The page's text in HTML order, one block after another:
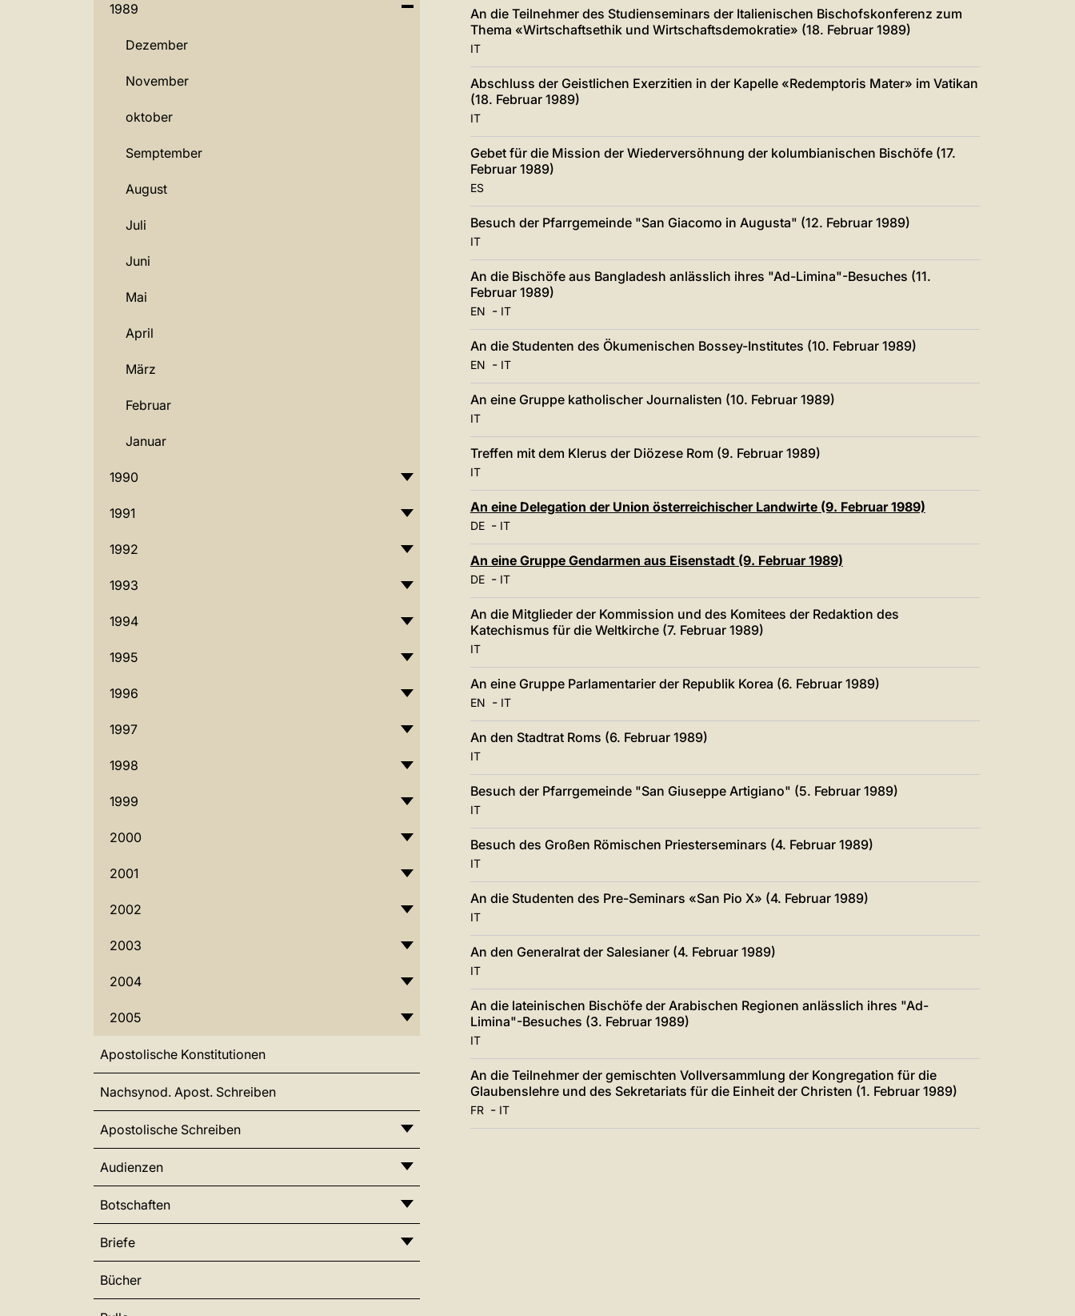
1989
Dezember
November
oktober
Semptember
August
Juli
Juni
Mai
April
März
Februar
Januar
1990
1991
1992
1993
1994
1995
1996
1997
1998
1999
2000
2001
2002
2003
2004
2005
Apostolische Konstitutionen
Nachsynod. Apost. Schreiben
Apostolische Schreiben
Audienzen
Botschaften
Briefe
Bücher
An die Teilnehmer des Studienseminars der Italienischen Bischofskonferenz zum
Thema «Wirtschaftsethik und Wirtschaftsdemokratie» (18. Februar 1989)
IT
Abschluss der Geistlichen Exerzitien in der Kapelle «Redemptoris Mater» im Vatikan
(18. Februar 1989)
IT
Gebet für die Mission der Wiederversöhnung der kolumbianischen Bischöfe (17.
Februar 1989)
ES
Besuch der Pfarrgemeinde "San Giacomo in Augusta" (12. Februar 1989)
IT
An die Bischöfe aus Bangladesh anlässlich ihres "Ad-Limina"-Besuches (11.
Februar 1989)
EN - IT
An die Studenten des Ökumenischen Bossey-Institutes (10. Februar 1989)
EN - IT
An eine Gruppe katholischer Journalisten (10. Februar 1989)
IT
Treffen mit dem Klerus der Diözese Rom (9. Februar 1989)
IT
An eine Delegation der Union österreichischer Landwirte (9. Februar 1989)
DE- IT
An eine Gruppe Gendarmen aus Eisenstadt (9. Februar 1989)
DE- IT
An die Mitglieder der Kommission und des Komitees der Redaktion des
Katechismus für die Weltkirche (7. Februar 1989)
IT
An eine Gruppe Parlamentarier der Republik Korea (6. Februar 1989)
EN - IT
An den Stadtrat Roms (6. Februar 1989)
IT
Besuch der Pfarrgemeinde "San Giuseppe Artigiano" (5. Februar 1989)
IT
Besuch des Großen Römischen Priesterseminars (4. Februar 1989)
IT
An die Studenten des Pre-Seminars «San Pio X» (4. Februar 1989)
IT
An den Generalrat der Salesianer (4. Februar 1989)
IT
An die lateinischen Bischöfe der Arabischen Regionen anlässlich ihres "Ad-
Limina"-Besuches (3. Februar 1989)
IT
An die Teilnehmer der gemischten Vollversammlung der Kongregation für die
Glaubenslehre und des Sekretariats für die Einheit der Christen (1. Februar 1989)
FR- IT